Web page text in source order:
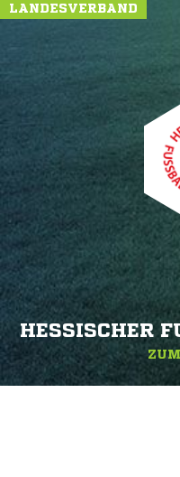
LANDESVERBAND
HESSISCHER